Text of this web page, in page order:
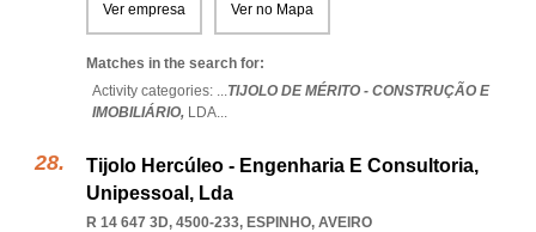
Ver empresa Ver no Mapa
Matches in the search for:
Activity categories: ...TIJOLO DE MÉRITO - CONSTRUÇÃO E
IMOBILIÁRIO, LDA...
Tijolo Hercúleo - Engenharia E Consultoria,
Unipessoal, Lda
R 14 647 3D, 4500-233, ESPINHO, AVEIRO